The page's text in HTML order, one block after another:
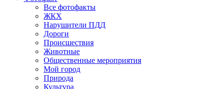
Все фотофакты
ЖКХ
Нарушители ПДД
Дороги
Происшествия
Животные
Общественные мероприятия
Мой город
Природа
Культура